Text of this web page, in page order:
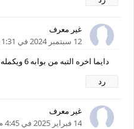
غير معرف
12 سبتمبر 2024 في 11:31 م
دايما اخره التبه من بوابه 6 ويكمله لحسابهم
رد
غير معرف
14 فبراير 2025 في 4:45 م